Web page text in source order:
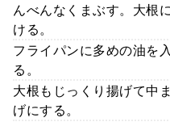
んべんなくまぶす。大根
ける。
フライパンに多めの油を
る。
大根もじっくり揚げて中
げにする。